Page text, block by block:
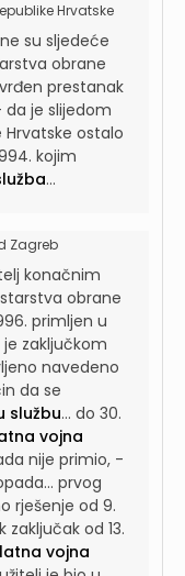
Hrvatske
su sljedeće
obrane
prestanak
da je slijedom
Hrvatske ostalo
kojim
...
Zagreb
konačnim
obrane
primljen u
zaključkom
navedeno
da se
službu... do 30.
vojna
nije primio, -
prvog
rješenje od 9.
od 13.
vojna